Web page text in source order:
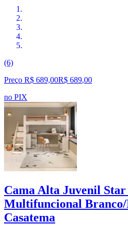
(6)
Preço R$ 689,00R$ 689,00
no PIX
Cama Alta Juvenil
Multifuncional
Casatema